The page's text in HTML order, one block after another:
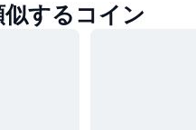
するコイン